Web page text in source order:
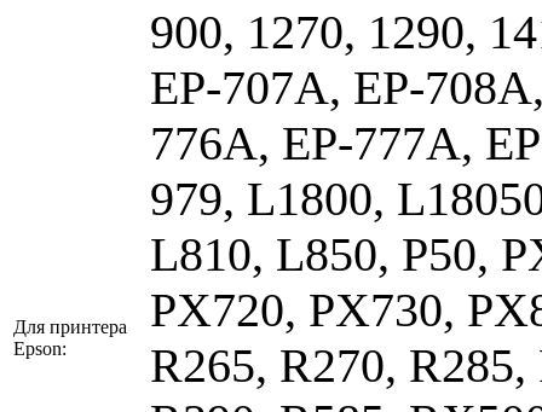
Для принтера
Epson:
900, 1270, 1290,
EP-707A, EP-
776A, EP-777A,
979, L1800,
L810, L850, P50,
PX720, PX730,
R265, R270,